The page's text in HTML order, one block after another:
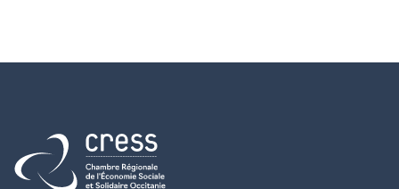
Retour à l'accueil